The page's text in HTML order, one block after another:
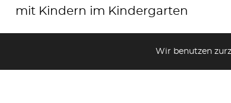
mit Kindern im Kindergarten
Die Natur ist voller Farben. Das
Wir benutzen